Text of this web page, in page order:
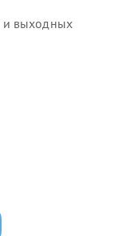
и выходных